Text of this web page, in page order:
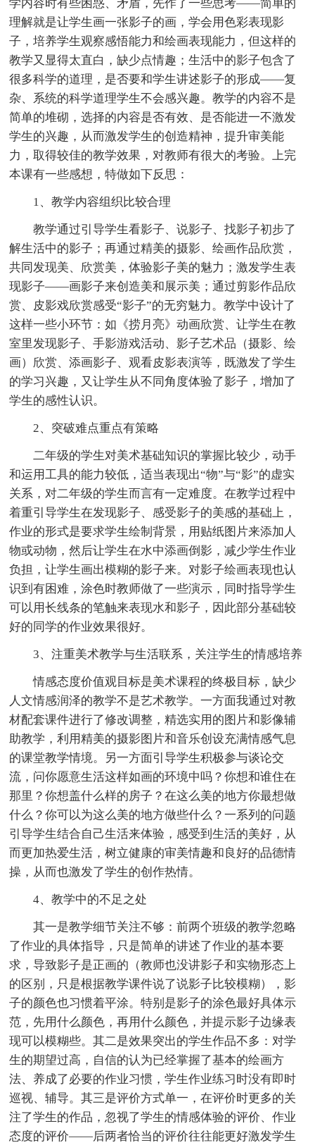
学内容时有些困惑、矛盾，先作了一些思考——简单的
理解就是让学生画一张影子的画，学会用色彩表现影
子，培养学生观察感悟能力和绘画表现能力，但这样的
教学又显得太直白，缺少点情趣；生活中的影子包含了
很多科学的道理，是否要和学生讲述影子的形成——复
杂、系统的科学道理学生不会感兴趣。教学的内容不是
简单的堆砌，选择的内容是否有效、是否能进一不激发
学生的兴趣，从而激发学生的创造精神，提升审美能
力，取得较佳的教学效果，对教师有很大的考验。上完
本课有一些感想，特做如下反思：
1、教学内容组织比较合理
教学通过引导学生看影子、说影子、找影子初步了
解生活中的影子；再通过精美的摄影、绘画作品欣赏，
共同发现美、欣赏美，体验影子美的魅力；激发学生表
现影子——画影子来创造美和展示美；通过剪影作品欣
赏、皮影戏欣赏感受“影子”的无穷魅力。教学中设计了
这样一些小环节：如《捞月亮》动画欣赏、让学生在教
室里发现影子、手影游戏活动、影子艺术品（摄影、绘
画）欣赏、添画影子、观看皮影表演等，既激发了学生
的学习兴趣，又让学生从不同角度体验了影子，增加了
学生的感性认识。
2、突破难点重点有策略
二年级的学生对美术基础知识的掌握比较少，动手
和运用工具的能力较低，适当表现出“物”与“影”的虚实
关系，对二年级的学生而言有一定难度。在教学过程中
着重引导学生在发现影子、感受影子的美感的基础上，
作业的形式是要求学生绘制背景，用贴纸图片来添加人
物或动物，然后让学生在水中添画倒影，减少学生作业
负担，让学生画出模糊的影子来。对影子绘画表现也认
识到有困难，涂色时教师做了一些演示，同时指导学生
可以用长线条的笔触来表现水和影子，因此部分基础较
好的同学的作业效果很好。
3、注重美术教学与生活联系，关注学生的情感培养
情感态度价值观目标是美术课程的终极目标，缺少
人文情感润泽的教学不是艺术教学。一方面我通过对教
材配套课件进行了修改调整，精选实用的图片和影像辅
助教学，利用精美的摄影图片和音乐创设充满情感气息
的课堂教学情境。另一方面引导学生积极参与谈论交
流，问你愿意生活这样如画的环境中吗？你想和谁住在
那里？你想盖什么样的房子？在这么美的地方你最想做
什么？你可以为这么美的地方做些什么？一系列的问题
引导学生结合自己生活来体验，感受到生活的美好，从
而更加热爱生活，树立健康的审美情趣和良好的品德情
操，从而也激发了学生的创作热情。
4、教学中的不足之处
其一是教学细节关注不够：前两个班级的教学忽略
了作业的具体指导，只是简单的讲述了作业的基本要
求，导致影子是正画的（教师也没讲影子和实物形态上
的区别，只是根据教学课件说了说影子比较模糊），影
子的颜色也习惯着平涂。特别是影子的涂色最好具体示
范，先用什么颜色，再用什么颜色，并提示影子边缘表
现可以模糊些。其二是效果突出的学生作品不多：对学
生的期望过高，自信的认为已经掌握了基本的绘画方
法、养成了必要的作业习惯，学生作业练习时没有即时
巡视、辅导。其三是评价方式单一，在评价时更多的关
注了学生的作品，忽视了学生的情感体验的评价、作业
态度的评价——后两者恰当的评价往往能更好激发学生